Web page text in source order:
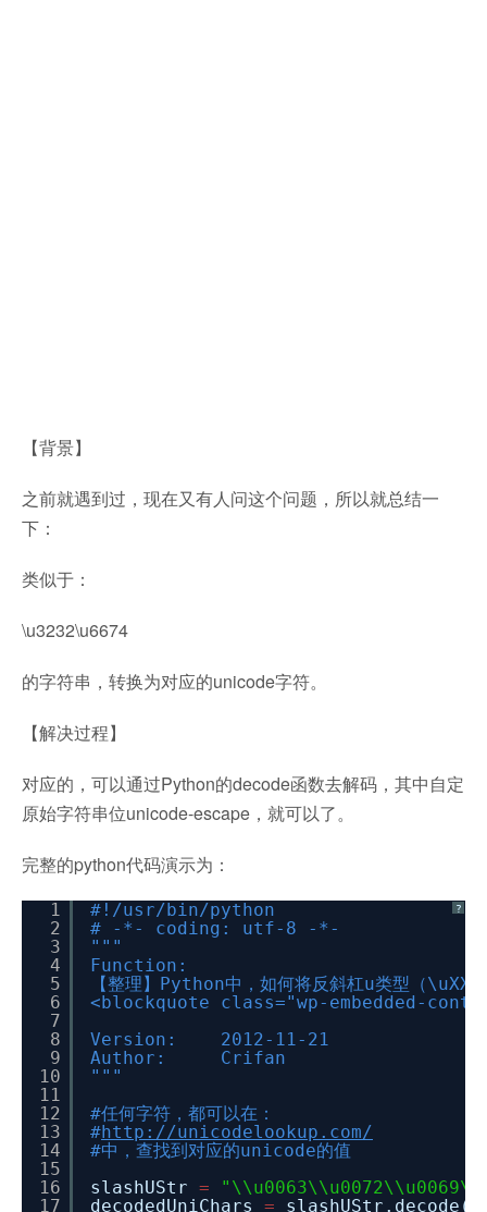
【背景】
之前就遇到过，现在又有人问这个问题，所以就总结一
下：
类似于：
\u3232\u6674
的字符串，转换为对应的unicode字符。
【解决过程】
对应的，可以通过Python的decode函数去解码，其中自定
原始字符串位unicode-escape，就可以了。
完整的python代码演示为：
?
1
2
3
4
5
6
7
8
9
10
11
12
13
14
15
16
17
#!/usr/bin/python
# -*- coding: utf-8 -*-
"""
Function:
【整理】Python中，如何将反斜杠u类型（
<blockquote class="wp-embedded-
Version: 2012-11-21
Author: Crifan
"""
#任何字符，都可以在：
#http://unicodelookup.com/
#中，查找到对应的unicode的值
slashUStr =
decodedUniChars = slashUStr.decode(